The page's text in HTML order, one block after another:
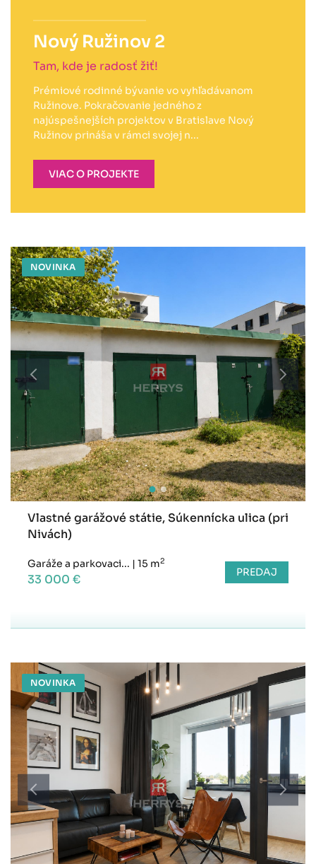
Nový Ružinov 2
Tam, kde je radosť žiť!
Prémiové rodinné bývanie vo vyhľadávanom
Ružinove. Pokračovanie jedného z
najúspešnejších projektov v Bratislave Nový
Ružinov prináša v rámci svojej n...
VIAC O PROJEKTE
NOVINKA
Vlastné garážové státie, Súkennícka ulica (pri
Nivách)
Garáže a parkovaci... | 15 m2
33 000 € PREDAJ
NOVINKA